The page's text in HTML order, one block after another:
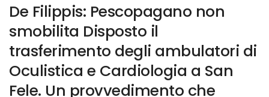
De Filippis: Pescopagano non
smobilita Disposto il
trasferimento degli ambulatori di
Oculistica e Cardiologia a San
Fele. Un provvedimento che